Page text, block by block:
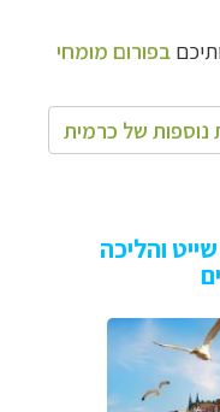
בפורום מומחי
של כרמית
והליכה